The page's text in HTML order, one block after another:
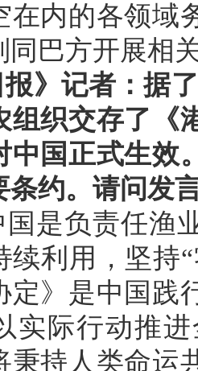
在内的各领域
同巴方开展相
报》记者：据
组织交存了《
中国正式生效
条约。请问发
国是负责任渔
续利用，坚持
定》是中国践
实际行动推
秉持人类命运